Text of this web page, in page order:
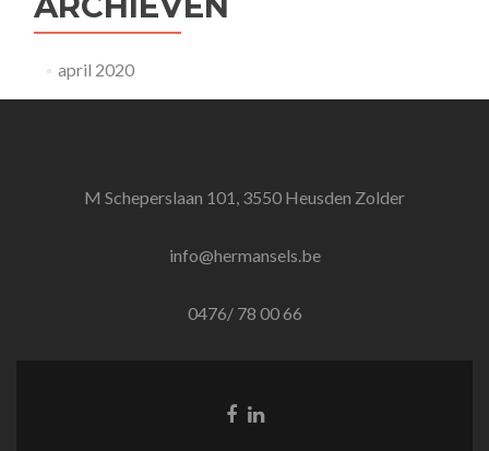
april 2020
M Scheperslaan 101, 3550 Heusden Zolder
info@hermansels.be
0476/ 78 00 66
Facebook
Linkedin